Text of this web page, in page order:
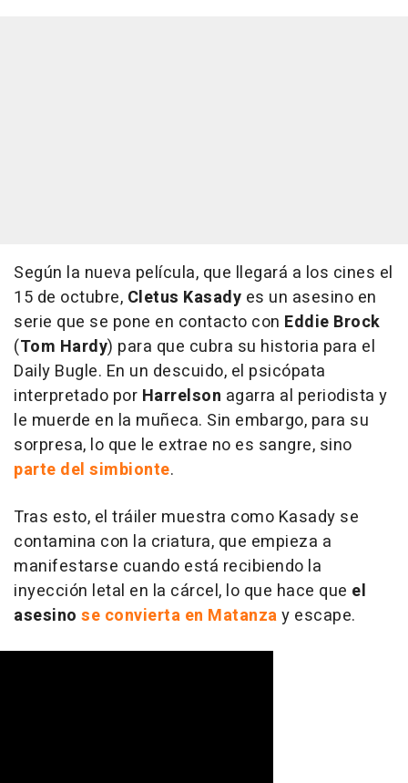
Según la nueva película, que llegará a los cines el
15 de octubre, Cletus Kasady es un asesino en
serie que se pone en contacto con Eddie Brock
(Tom Hardy) para que cubra su historia para el
Daily Bugle. En un descuido, el psicópata
interpretado por Harrelson agarra al periodista y
le muerde en la muñeca. Sin embargo, para su
sorpresa, lo que le extrae no es sangre, sino
parte del simbionte.
Tras esto, el tráiler muestra como Kasady se
contamina con la criatura, que empieza a
manifestarse cuando está recibiendo la
inyección letal en la cárcel, lo que hace que el
asesino se convierta en Matanzay escape.